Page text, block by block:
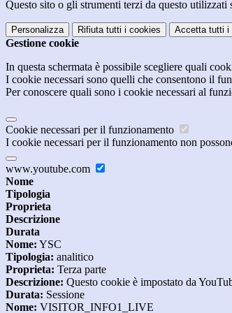
Questo sito o gli strumenti terzi da questo
Personalizza Rifiuta tutti i cookies Accetta tutti i
Gestione cookie
In questa schermata è possibile scegliere quali
I cookie necessari sono quelli che consentono il
Per conoscere quali sono i cookie necessari al
Cookie necessari per il funzionamento
I cookie necessari per il funzionamento non
www.youtube.com
Nome
Tipologia
Proprieta
Descrizione
Durata
Nome: YSC
Tipologia: analitico
Proprieta: Terza parte
Descrizione: Questo cookie è impostato da
Durata: Sessione
Nome: VISITOR_INFO1_LIVE